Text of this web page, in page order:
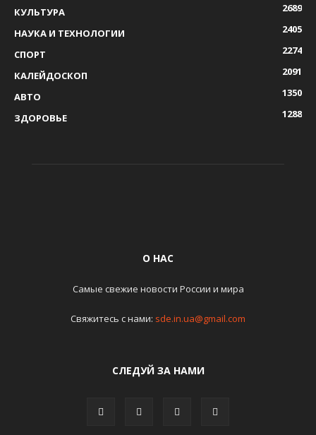
КУЛЬТУРА
2689
НАУКА И ТЕХНОЛОГИИ
2405
СПОРТ
2274
КАЛЕЙДОСКОП
2091
АВТО
1350
ЗДОРОВЬЕ
1288
О НАС
Самые свежие новости России и мира
Свяжитесь с нами: sde.in.ua@gmail.com
СЛЕДУЙ ЗА НАМИ